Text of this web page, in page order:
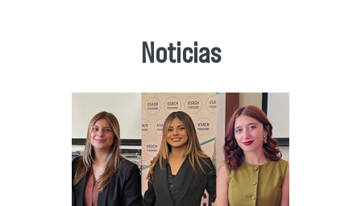
Noticias